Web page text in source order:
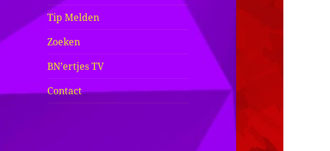
Tip Melden
Zoeken
BN’ertjes TV
Contact